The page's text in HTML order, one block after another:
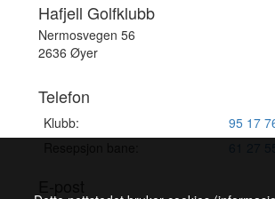
Hafjell Golfklubb
Nermosvegen 56
2636 Øyer
Telefon
Klubb:
95 17